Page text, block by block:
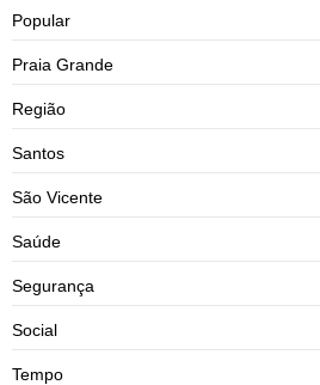
Popular
Praia Grande
Região
Santos
São Vicente
Saúde
Segurança
Social
Tempo